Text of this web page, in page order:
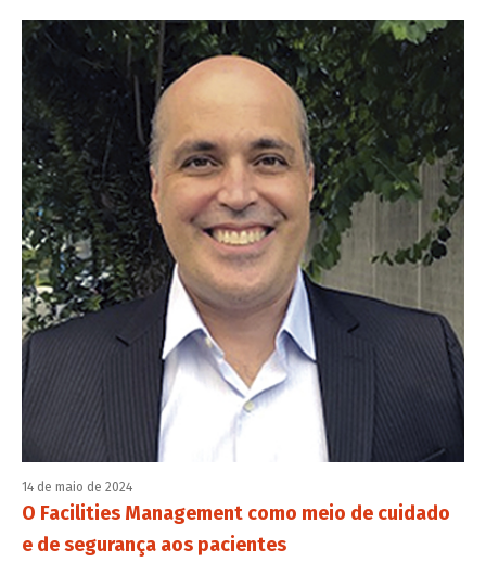
14 de maio de 2024
O Facilities Management como meio de cuidado
e de segurança aos pacientes